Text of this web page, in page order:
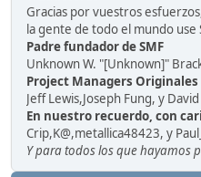
Gracias por vuestros
la gente de todo el mundo use
Padre fundador de SMF
Unknown W. "[Unknown]"
Project Managers Originales
Jeff Lewis,Joseph Fung, y
En nuestro recuerdo, con
Crip,K@,metallica48423, y
Y para todos los que hayamos